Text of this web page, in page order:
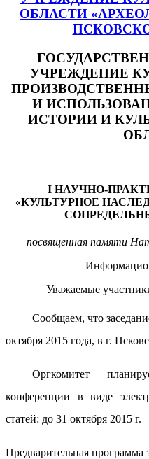
ОБЛАСТИ
УЧРЕЖДЕНИЕ
И
ИСТОРИИ И
I НАУЧНО-
«КУЛЬТУРНОЕ
посвященная памяти
Уважаемые
Сообщаем, что
октября 2015 года, в г.
Оргкомитет
конференции в виде
статей: до 31 октября 2015 г.
Предварительная программа